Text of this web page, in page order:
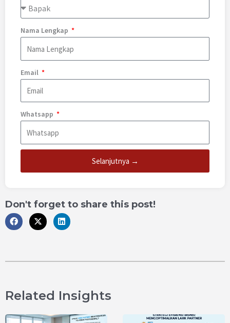
Nama Lengkap
Email
Whatsapp
Selanjutnya →
Don't forget to share this post!
Related Insights